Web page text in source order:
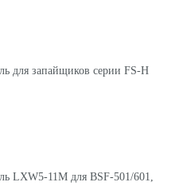
для запайщиков серии FS-H
LXW5-11M для BSF-501/601,